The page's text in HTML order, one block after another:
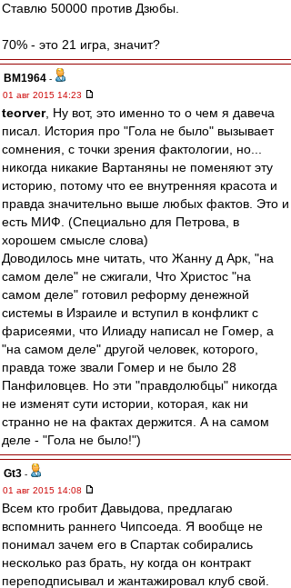
Ставлю 50000 против Дзюбы.
70% - это 21 игра, значит?
BM1964 -
01 авг 2015 14:23
teorver, Ну вот, это именно то о чем я давеча
писал. История про "Гола не было" вызывает
сомнения, с точки зрения фактологии, но...
никогда никакие Вартаняны не поменяют эту
историю, потому что ее внутренняя красота и
правда значительно выше любых фактов. Это и
есть МИФ. (Специально для Петрова, в
хорошем смысле слова)
Доводилось мне читать, что Жанну д Арк, "на
самом деле" не сжигали, Что Христос "на
самом деле" готовил реформу денежной
системы в Израиле и вступил в конфликт с
фарисеями, что Илиаду написал не Гомер, а
"на самом деле" другой человек, которого,
правда тоже звали Гомер и не было 28
Панфиловцев. Но эти "правдолюбцы" никогда
не изменят сути истории, которая, как ни
странно не на фактах держится. А на самом
деле - "Гола не было!")
Gt3 -
01 авг 2015 14:08
Всем кто гробит Давыдова, предлагаю
вспомнить раннего Чипсоеда. Я вообще не
понимал зачем его в Спартак собирались
несколько раз брать, ну когда он контракт
переподписывал и жантажировал клуб свой.